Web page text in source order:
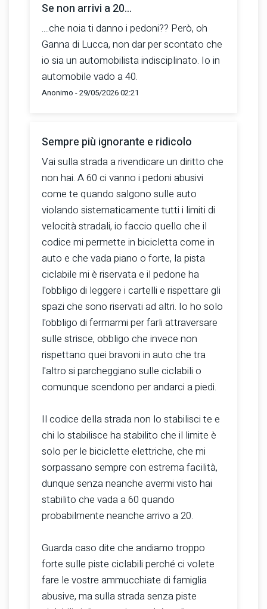
Se non arrivi a 20...
....che noia ti danno i pedoni?? Però, oh
Ganna di Lucca, non dar per scontato che
io sia un automobilista indisciplinato. Io in
automobile vado a 40.
Anonimo - 29/05/2026 02:21
Sempre più ignorante e ridicolo
Vai sulla strada a rivendicare un diritto che
non hai. A 60 ci vanno i pedoni abusivi
come te quando salgono sulle auto
violando sistematicamente tutti i limiti di
velocità stradali, io faccio quello che il
codice mi permette in bicicletta come in
auto e che vada piano o forte, la pista
ciclabile mi è riservata e il pedone ha
l'obbligo di leggere i cartelli e rispettare gli
spazi che sono riservati ad altri. Io ho solo
l'obbligo di fermarmi per farli attraversare
sulle strisce, obbligo che invece non
rispettano quei bravoni in auto che tra
l'altro si parcheggiano sulle ciclabili o
comunque scendono per andarci a piedi.
Il codice della strada non lo stabilisci te e
chi lo stabilisce ha stabilito che il limite è
solo per le biciclette elettriche, che mi
sorpassano sempre con estrema facilità,
dunque senza neanche avermi visto hai
stabilito che vada a 60 quando
probabilmente neanche arrivo a 20.
Guarda caso dite che andiamo troppo
forte sulle piste ciclabili perché ci volete
fare le vostre ammucchiate di famiglia
abusive, ma sulla strada senza piste